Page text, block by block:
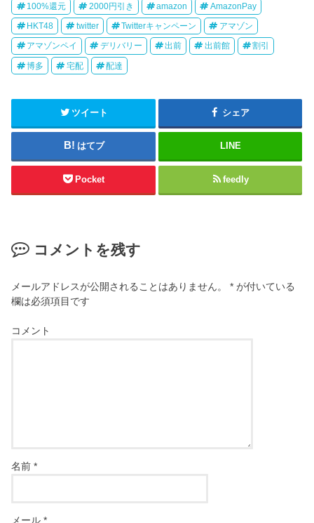
100%還元 2000円引き amazon AmazonPay
HKT48 twitter Twitterキャンペーン アマゾン
アマゾンペイ デリバリー 出前 出前館 割引
博多 宅配 配達
ツイート シェア
はてブ LINE
Pocket feedly
コメントを残す
メールアドレスが公開されることはありません。 * が付いている
欄は必須項目です
コメント
名前*
メール*